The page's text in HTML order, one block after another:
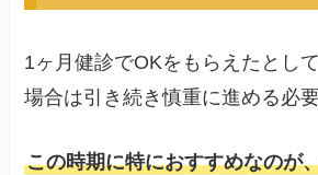
1ヶ月健診でOKをもらえたとし
場合は引き続き慎重に進める必
この時期に特におすすめなのが